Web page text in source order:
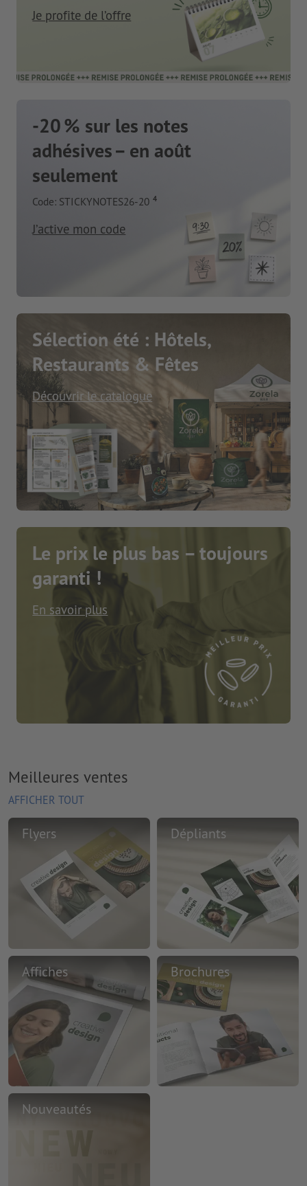
Je profite de l’offre
-20 % sur les notes
adhésives – en août
seulement
Code: STICKYNOTES26-20 4
J’active mon code
Sélection été : Hôtels,
Restaurants & Fêtes
Découvrir le catalogue
Le prix le plus bas – toujours
garanti !
En savoir plus
Meilleures ventes
AFFICHER TOUT
Flyers Dépliants
Affiches Brochures
Nouveautés